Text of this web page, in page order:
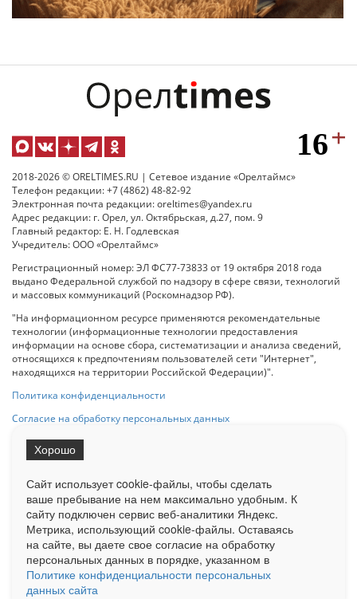
2018-2026 © ORELTIMES.RU | Сетевое издание «Орелтаймс»
Телефон редакции: +7 (4862) 48-82-92
Электронная почта редакции: oreltimes@yandex.ru
Адрес редакции: г. Орел, ул. Октябрьская, д.27, пом. 9
Главный редактор: Е. Н. Годлевская
Учредитель: ООО «Орелтаймс»
Регистрационный номер: ЭЛ ФС77-73833 от 19 октября 2018 года
выдано Федеральной службой по надзору в сфере связи, технологий
и массовых коммуникаций (Роскомнадзор РФ).
"На информационном ресурсе применяются рекомендательные
технологии (информационные технологии предоставления
информации на основе сбора, систематизации и анализа сведений,
относящихся к предпочтениям пользователей сети "Интернет",
находящихся на территории Российской Федерации)".
Политика конфиденциальности
Согласие на обработку персональных данных
При использовании любого материала с данного сайта гипер-ссылка
на Сетевое издание «ОрелТаймс» обязательна.
Ограниченная статистика посещаемости доступна на сайте
Liveinternet.ru . Подробная статистика для рекламодателей по запросу
у менеджера.
Реклама Документы О нас Контакты
Сайт использует cookie-файлы, чтобы сделать
ваше пребывание на нем максимально удобным. К
cайту подключен сервис веб-аналитики Яндекс.
Метрика, использующий cookie-файлы. Оставаясь
на сайте, вы даете свое согласие на обработку
персональных данных в порядке, указанном в
Политике конфиденциальности персональных
данных сайта
Хорошо